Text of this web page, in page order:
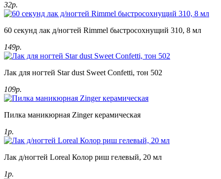
32р.
60 секунд лак д/ногтей Rimmel быстросохнущий 310, 8 мл
149р.
Лак для ногтей Star dust Sweet Confetti, тон 502
109р.
Пилка маникюрная Zinger керамическая
1р.
Лак д/ногтей Loreal Колор риш гелевый, 20 мл
1р.